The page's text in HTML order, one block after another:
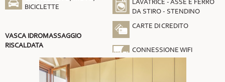
BICICLETTE
VASCA IDROMASSAGGIO
RISCALDATA
LAVATRICE - ASSE E FERRO
DA STIRO - STENDINO
CARTE DI CREDITO
CONNESSIONE WIFI
GRATUITA